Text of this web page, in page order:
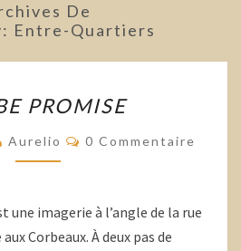
De
Entre-Quartiers
PROMISE
PROMISE
Aurelio Commentaires
0 Commentaire
une imagerie à l’angle de la rue
Corbeaux. À deux pas de